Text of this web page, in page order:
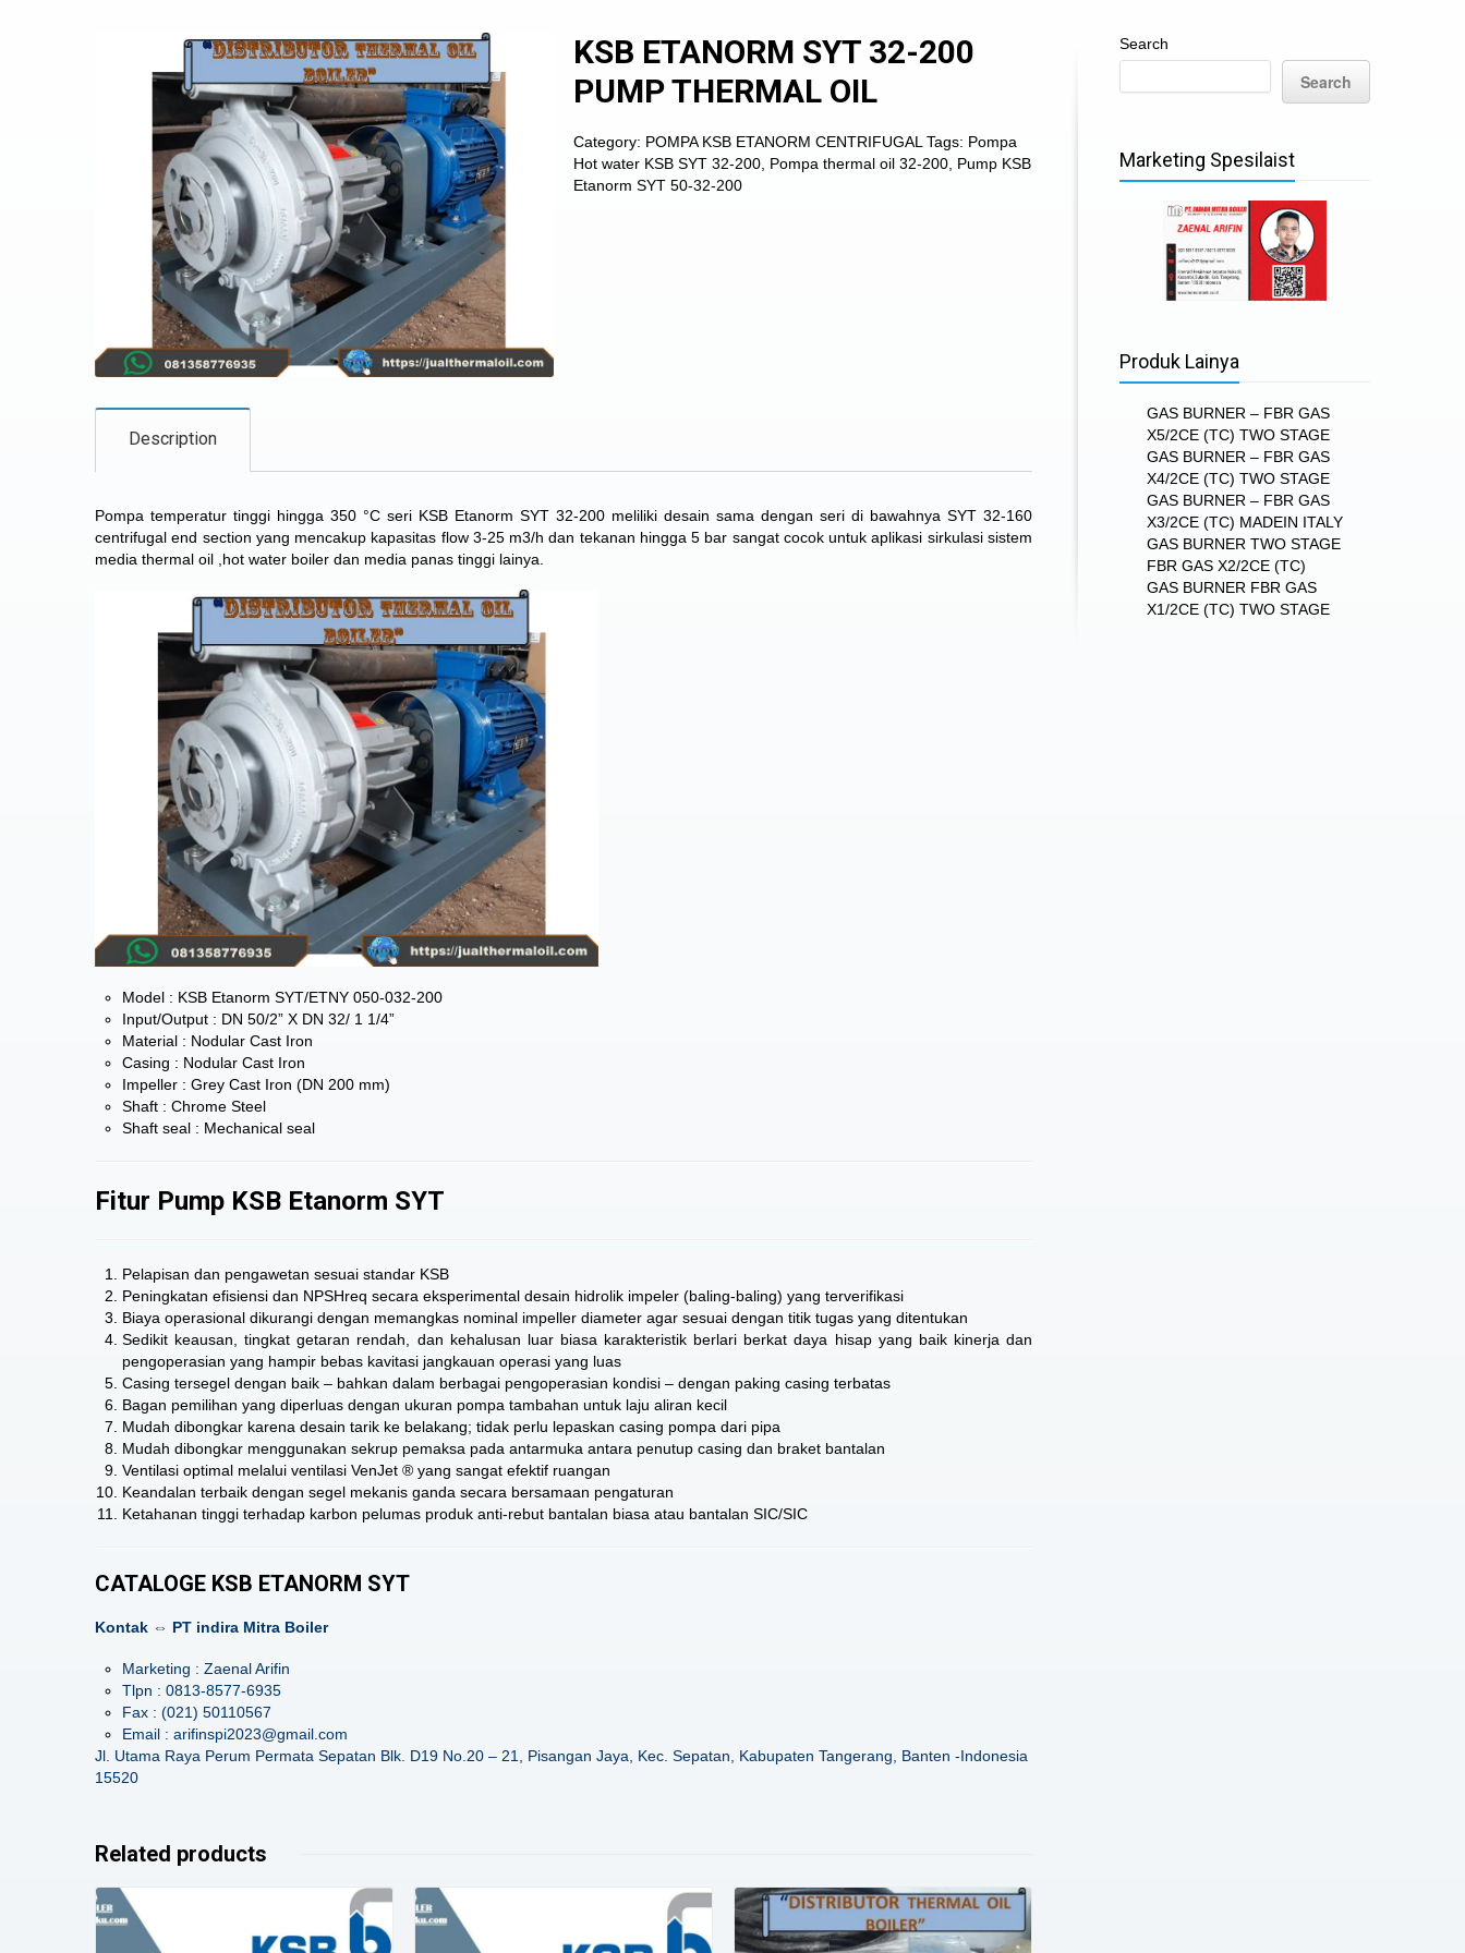
KSB ETANORM SYT 32-200
PUMP THERMAL OIL
Category: POMPA KSB ETANORM CENTRIFUGAL Tags: Pompa
Hot water KSB SYT 32-200 Pompa thermal oil 32-200 Pump KSB
Etanorm SYT 50-32-200
Description
Pompa temperatur tinggi hingga 350 °C seri KSB Etanorm SYT 32-200 meliliki desain sama dengan seri di bawahnya SYT 32-160
centrifugal end section yang mencakup kapasitas flow 3-25 m3/h dan tekanan hingga 5 bar sangat cocok untuk aplikasi sirkulasi sistem
media thermal oil ,hot water boiler dan media panas tinggi lainya.
Model : KSB Etanorm SYT/ETNY 050-032-200
Input/Output : DN 50/2” X DN 32/ 1 1/4”
Material : Nodular Cast Iron
Casing : Nodular Cast Iron
Impeller : Grey Cast Iron (DN 200 mm)
Shaft : Chrome Steel
Shaft seal : Mechanical seal
Fitur Pump KSB Etanorm SYT
Pelapisan dan pengawetan sesuai standar KSB
Peningkatan efisiensi dan NPSHreq secara eksperimental desain hidrolik impeler (baling-baling) yang terverifikasi
Biaya operasional dikurangi dengan memangkas nominal impeller diameter agar sesuai dengan titik tugas yang ditentukan
Sedikit keausan, tingkat getaran rendah, dan kehalusan luar biasa karakteristik berlari berkat daya hisap yang baik kinerja dan
pengoperasian yang hampir bebas kavitasi jangkauan operasi yang luas
Casing tersegel dengan baik – bahkan dalam berbagai pengoperasian kondisi – dengan paking casing terbatas
Bagan pemilihan yang diperluas dengan ukuran pompa tambahan untuk laju aliran kecil
Mudah dibongkar karena desain tarik ke belakang; tidak perlu lepaskan casing pompa dari pipa
Mudah dibongkar menggunakan sekrup pemaksa pada antarmuka antara penutup casing dan braket bantalan
Ventilasi optimal melalui ventilasi VenJet ® yang sangat efektif ruangan
Keandalan terbaik dengan segel mekanis ganda secara bersamaan pengaturan
Ketahanan tinggi terhadap karbon pelumas produk anti-rebut bantalan biasa atau bantalan SIC/SIC
CATALOGE KSB ETANORM SYT
Kontak ⇔ PT indira Mitra Boiler
Marketing : Zaenal Arifin
Tlpn : 0813-8577-6935
Fax : (021) 50110567
Email : arifinspi2023@gmail.com
Jl. Utama Raya Perum Permata Sepatan Blk. D19 No.20 – 21, Pisangan Jaya, Kec. Sepatan, Kabupaten Tangerang, Banten -Indonesia
15520
Related products
Details Details Details
Search
Search
Marketing Spesilaist
Produk Lainya
GAS BURNER – FBR GAS
X5/2CE (TC) TWO STAGE
GAS BURNER – FBR GAS
X4/2CE (TC) TWO STAGE
GAS BURNER – FBR GAS
X3/2CE (TC) MADEIN ITALY
GAS BURNER TWO STAGE
FBR GAS X2/2CE (TC)
GAS BURNER FBR GAS
X1/2CE (TC) TWO STAGE